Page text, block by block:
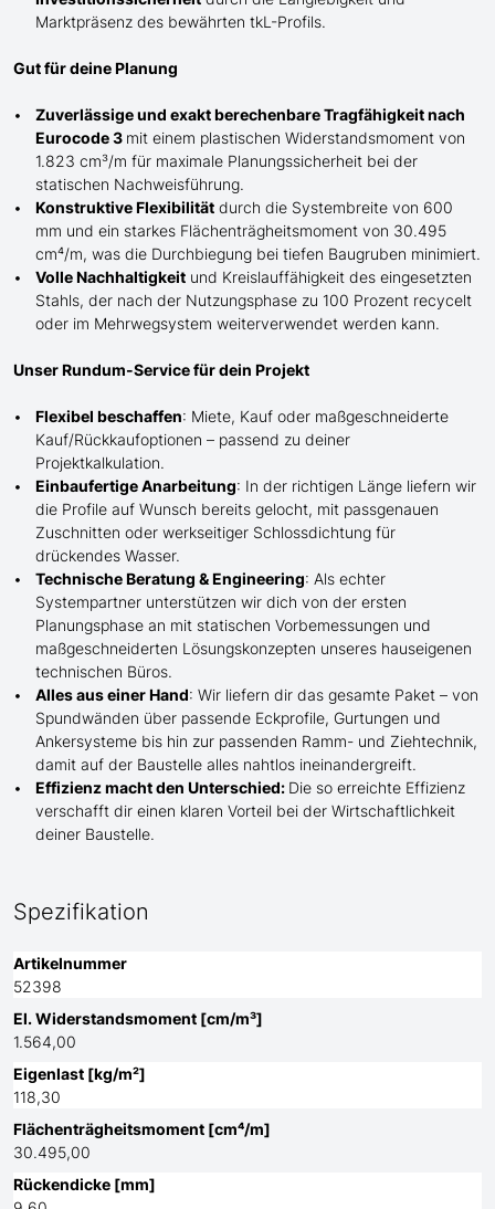
Marktpräsenz des bewährten tkL-Profils.
Gut für deine Planung
Zuverlässige und exakt berechenbare Tragfähigkeit nach
Eurocode 3 mit einem plastischen Widerstandsmoment von
1.823 cm³/m für maximale Planungssicherheit bei der
statischen Nachweisführung.
Konstruktive Flexibilität durch die Systembreite von 600
mm und ein starkes Flächenträgheitsmoment von 30.495
cm⁴/m, was die Durchbiegung bei tiefen Baugruben minimiert.
Volle Nachhaltigkeit und Kreislauffähigkeit des eingesetzten
Stahls, der nach der Nutzungsphase zu 100 Prozent recycelt
oder im Mehrwegsystem weiterverwendet werden kann.
Unser Rundum-Service für dein Projekt
Flexibel beschaffen: Miete, Kauf oder maßgeschneiderte
Kauf/Rückkaufoptionen – passend zu deiner
Projektkalkulation.
Einbaufertige Anarbeitung: In der richtigen Länge liefern wir
die Profile auf Wunsch bereits gelocht, mit passgenauen
Zuschnitten oder werkseitiger Schlossdichtung für
drückendes Wasser.
Technische Beratung & Engineering: Als echter
Systempartner unterstützen wir dich von der ersten
Planungsphase an mit statischen Vorbemessungen und
maßgeschneiderten Lösungskonzepten unseres hauseigenen
technischen Büros.
Alles aus einer Hand: Wir liefern dir das gesamte Paket – von
Spundwänden über passende Eckprofile, Gurtungen und
Ankersysteme bis hin zur passenden Ramm- und Ziehtechnik,
damit auf der Baustelle alles nahtlos ineinandergreift.
Effizienz macht den Unterschied: Die so erreichte Effizienz
verschafft dir einen klaren Vorteil bei der Wirtschaftlichkeit
deiner Baustelle.
Spezifikation
Artikelnummer
52398
El. Widerstandsmoment [cm/m³]
1.564,00
Eigenlast [kg/m²]
118,30
Flächenträgheitsmoment [cm⁴/m]
30.495,00
Rückendicke [mm]